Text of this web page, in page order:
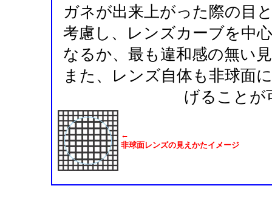
ガネが出来上がった際の目
考慮し、レンズカーブを中
なるか、最も違和感の無い
また、レンズ自体も非球面
げることが
←
非球面レンズの見えかたイメージ